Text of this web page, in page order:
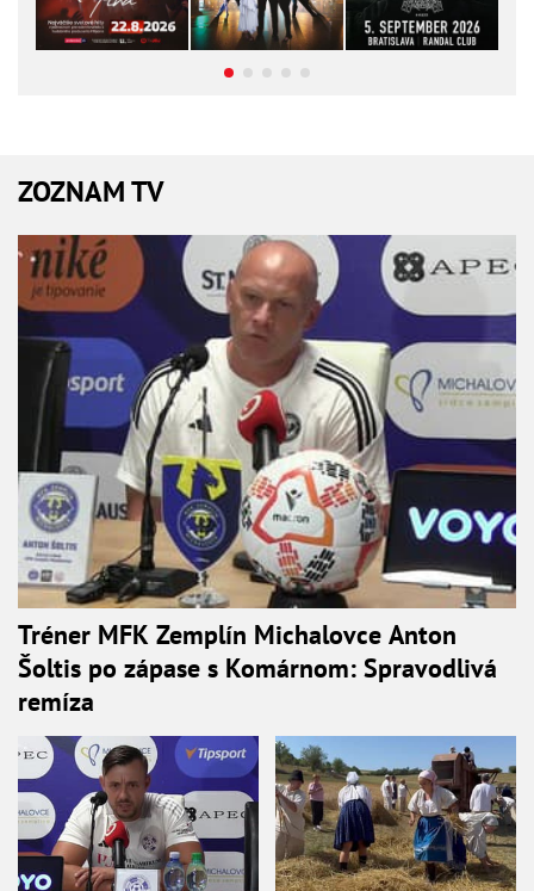
ZOZNAM TV
Tréner MFK Zemplín Michalovce Anton
Šoltis po zápase s Komárnom: Spravodlivá
remíza